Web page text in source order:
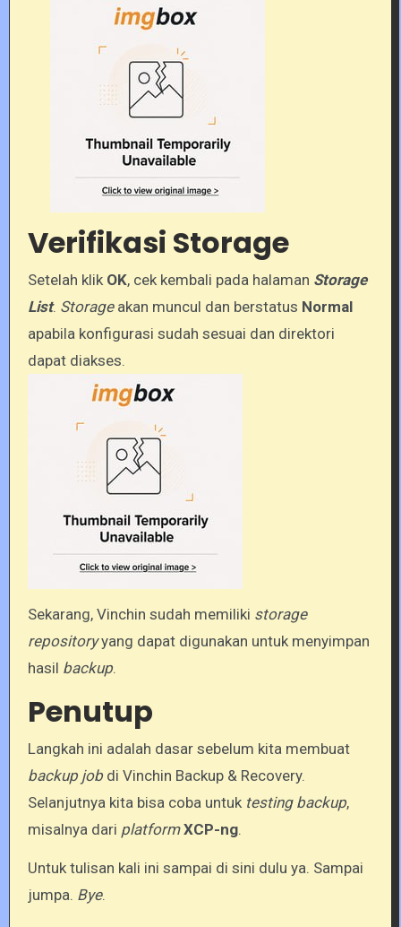
Verifikasi Storage
Setelah klik OK, cek kembali pada halaman Storage
List. Storageakan muncul dan berstatus Normal
apabila konfigurasi sudah sesuai dan direktori
dapat diakses.
Sekarang, Vinchin sudah memiliki storage
repositoryyang dapat digunakan untuk menyimpan
hasil backup.
Penutup
Langkah ini adalah dasar sebelum kita membuat
backup jobdi Vinchin Backup & Recovery.
Selanjutnya kita bisa coba untuk testing backup,
misalnya dari platform XCP-ng.
Untuk tulisan kali ini sampai di sini dulu ya. Sampai
jumpa. Bye.